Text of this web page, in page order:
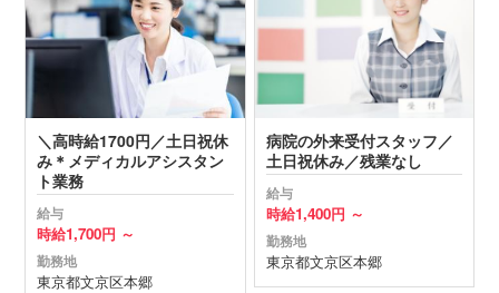
＼高時給1700円／土日祝休
み＊メディカルアシスタン
ト業務
給与
時給1,700円 ～
勤務地
東京都文京区本郷
病院の外来受付スタッフ／
土日祝休み／残業なし
給与
時給1,400円 ～
勤務地
東京都文京区本郷